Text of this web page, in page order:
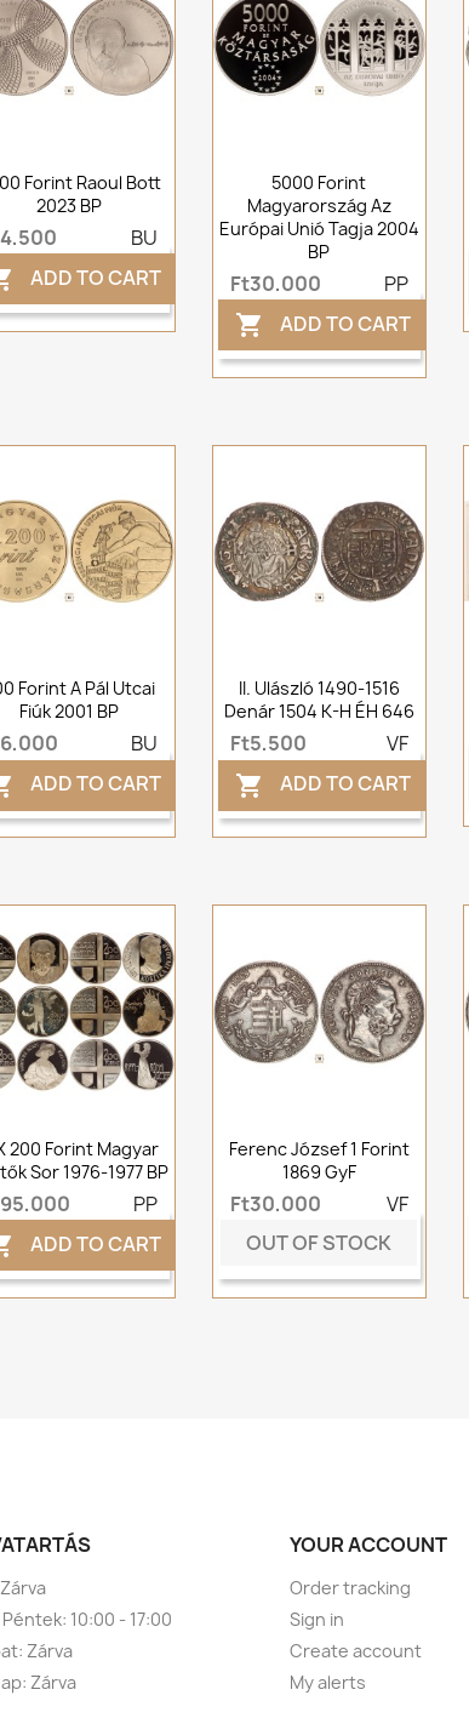
Forint Raoul Bott
2023 BP
BU
ADD TO CART
5000 Forint
Magyarország Az
Európai Unió Tagja 2004
BP
Ft30,000 PP
 ADD TO CART
Forint A Pál Utcai
Fiúk 2001 BP
BU
ADD TO CART
II. Ulászló 1490-1516
Denár 1504 K-H ÉH 646
Ft5,500 VF
 ADD TO CART
200 Forint Magyar
Sor 1976-1977 BP
PP
ADD TO CART
Ferenc József 1 Forint
1869 GyF
Ft30,000
VF
OUT OF STOCK
10:00 - 17:00
Zárva
Zárva
YOUR ACCOUNT
Order tracking
Sign in
Create account
My alerts